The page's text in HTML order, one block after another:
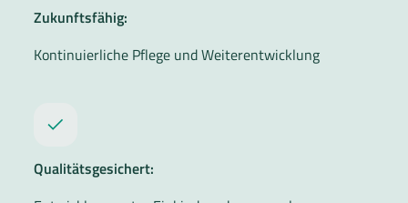
Zukunftsfähig:
Kontinuierliche Pflege und Weiterentwicklung
Qualitätsgesichert: